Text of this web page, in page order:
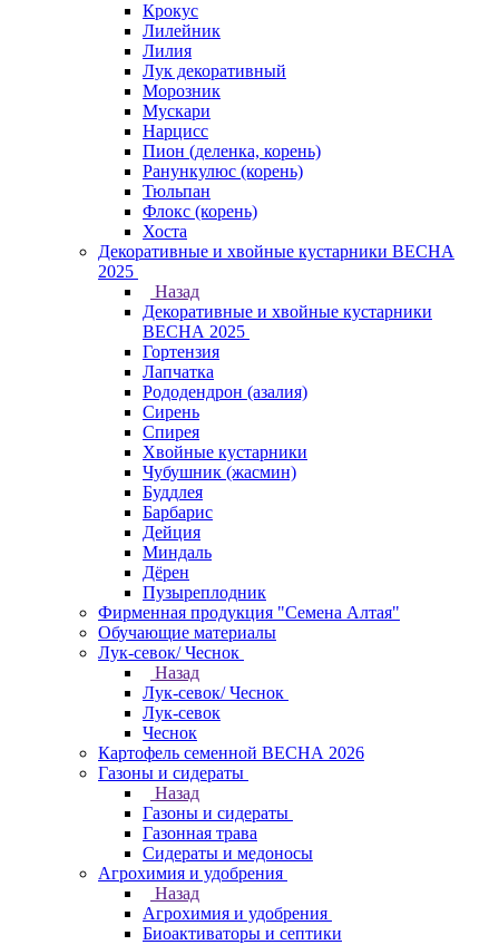
Крокус
Лилейник
Лилия
Лук декоративный
Морозник
Мускари
Нарцисс
Пион (деленка, корень)
Ранункулюс (корень)
Тюльпан
Флокс (корень)
Хоста
Декоративные и хвойные кустарники ВЕСНА
2025
Назад
Декоративные и хвойные кустарники
ВЕСНА 2025
Гортензия
Лапчатка
Рододендрон (азалия)
Сирень
Спирея
Хвойные кустарники
Чубушник (жасмин)
Буддлея
Барбарис
Дейция
Миндаль
Дёрен
Пузыреплодник
Фирменная продукция "Семена Алтая"
Обучающие материалы
Лук-севок/ Чеснок
Назад
Лук-севок/ Чеснок
Лук-севок
Чеснок
Картофель семенной ВЕСНА 2026
Газоны и сидераты
Назад
Газоны и сидераты
Газонная трава
Сидераты и медоносы
Агрохимия и удобрения
Назад
Агрохимия и удобрения
Биоактиваторы и септики